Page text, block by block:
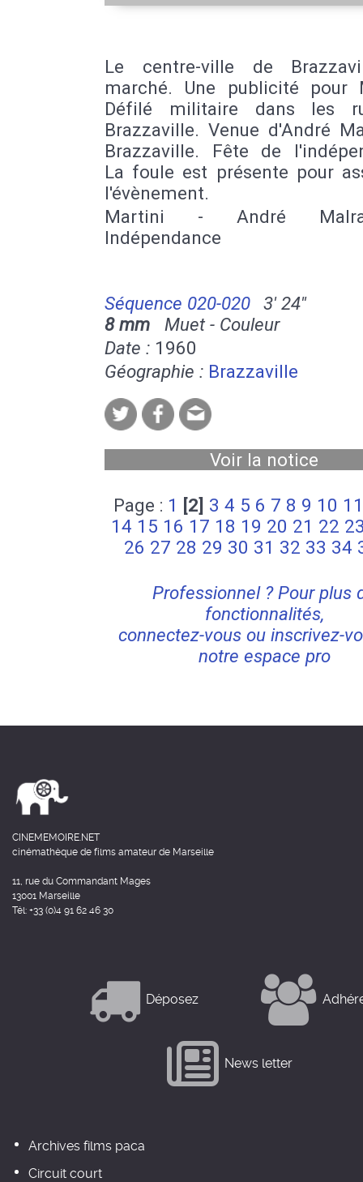
Le centre-ville de
marché. Une publicité pour
Défilé militaire dans les
Brazzaville. Venue d'André
Brazzaville. Fête de
La foule est présente pour
l'évènement.
Martini - André
Indépendance
Séquence 020-020
3' 24''
8 mm Muet - Couleur
Date : 1960
Géographie : Brazzaville
Voir la notice
Page : 1 [2] 3 4 5 6 7 8 9 10 11
14 15 16 17 18 19 20 21 22
26 27 28 29 30 31 32 33 34
Professionnel ? Pour plus
fonctionnalités,
connectez-vous ou inscrivez-
notre espace pro
CINEMEMOIRE.NET
cinémathèque de films amateur de Marseille
11, rue du Commandant Mages
13001 Marseille
Tél: +33 (0)4 91 62 46 30
Déposez
News letter
Archives films paca
Circuit court